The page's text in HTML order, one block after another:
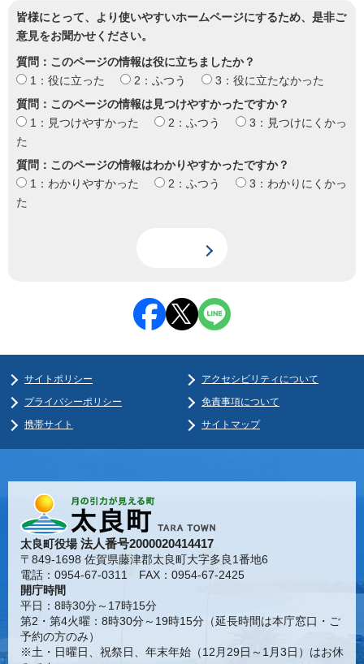
皆様にとって、より使いやすいホームページにするため、是非ご
意見をお聞かせください。
質問：このページの情報は役に立ちましたか？
1：役に立った
2：ふつう
3：役に立たなかった
質問：このページの情報は見つけやすかったですか？
1：見つけやすかった
2：ふつう
3：見つけにくかっ
た
質問：このページの情報はわかりやすかったですか？
1：わかりやすかった
2：ふつう
3：わかりにくかっ
た
サイトポリシー
アクセシビリティについて
プライバシーポリシー
免責事項について
携帯サイト
サイトマップ
太良町役場法人番号2000020414417
〒849-1698 佐賀県藤津郡太良町大字多良1番地6
電話：0954-67-0311 FAX：0954-67-2425
開庁時間
平日：8時30分～17時15分
第2・第4火曜：8時30分～19時15分（延長時間は本庁窓口・ご
予約の方のみ）
※土・日曜日、祝祭日、年末年始（12月29日～1月3日）はお休